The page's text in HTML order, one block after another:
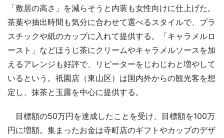
「敷居の高さ」を減らそうと内装も女性向けに仕上げた。
茶葉や抽出時間も気分に合わせて選べるスタイルで、プラ
スチックや紙のカップに入れて提供する。「キャラメルロ
ースト」などほうじ茶にクリームやキャラメルソースを加
えるアレンジも好評で、リピーターをじわじわと増やして
いるという。祇園店（東山区）は国内外からの観光客を想
定し、抹茶と玉露を中心に提供する。
目標額の50万円を達成したことを受け、目標額を100万
円に増額。集まったお金は寺町店のギフトやカップのデザ